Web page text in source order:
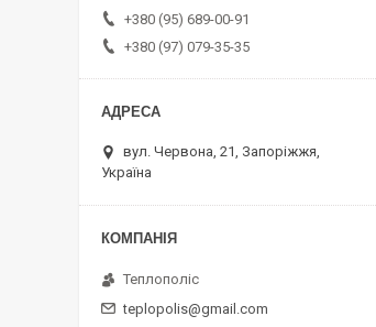
+380 (95) 689-00-91
+380 (97) 079-35-35
вул. Червона, 21, Запоріжжя,
Україна
Теплополіс
teplopolis@gmail.com